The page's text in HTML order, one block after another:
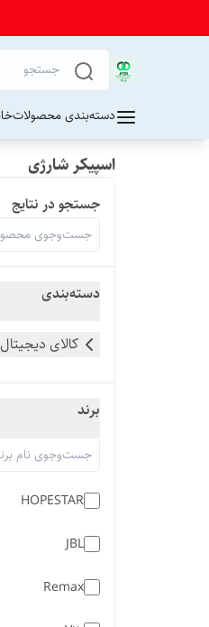
دسته‌بندی محصولات
اسپیکر شارژی
جستجو در نتایج
دسته‌بندی
کالای دیجیتال
برند
HOPESTAR
JBL
Remax